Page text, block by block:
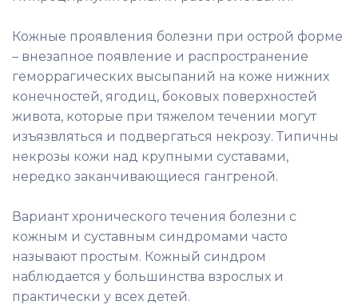
Кожные проявления болезни при острой форме
– внезапное появление и распространение
геморрагических высыпаний на коже нижних
конечностей, ягодиц, боковых поверхностей
живота, которые при тяжелом течении могут
изъязвляться и подвергаться некрозу. Типичны
некрозы кожи над крупными суставами,
нередко заканчивающиеся гангреной.
Вариант хронического течения болезни с
кожным и суставным синдромами часто
называют простым. Кожный синдром
наблюдается у большинства взрослых и
практически у всех детей.